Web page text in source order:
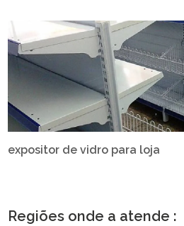
expositor de vidro para loja
Regiões onde a atende :